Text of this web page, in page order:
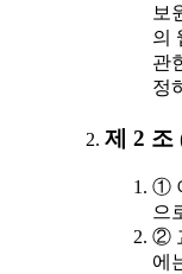
보
의
관
정
제 2 조
①
으
②
에